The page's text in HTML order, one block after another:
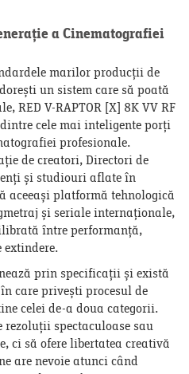
a Cinematografiei
marilor producții de
un sistem care să poată
RED V-RAPTOR [X] 8K VV RF
cele mai inteligente porți
profesionale.
de creatori, Directori de
și studiouri aflate în
aceeași platformă tehnologică
și seriale internaționale,
între performanță,
prin specificații și există
care privești procesul de
celei de-a doua categorii.
spectaculoase sau
ci să ofere libertatea creativă
are nevoie atunci când